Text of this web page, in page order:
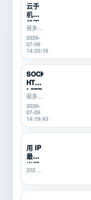
云手
机挂
机不
稳定
怎么
办？
搬砖
新
手...
很多游
戏搬
砖、游
戏打金
新手在
使用云
手机挂
机时，
会遇到
掉线、
卡顿、
登录异
常、运
等问
文从...
2026-
07-09
14:25:16
SOCKS5、
HTTP、
L2TP/P...
很多游
戏搬
砖、游
戏打
金、多
开挂机
手，不
知道
SOCKS5、
HTTP、
有什...
2026-
07-09
14:19:43
用 IP
最怕
出问
题没
管？
2026-
21:40:14